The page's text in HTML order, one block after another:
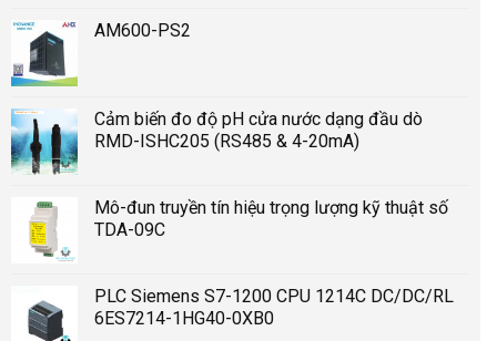
AM600-PS2
Cảm biến đo độ pH cửa nước dạng đầu dò
RMD-ISHC205 (RS485 & 4-20mA)
Mô-đun truyền tín hiệu trọng lượng kỹ thuật số
TDA-09C
PLC Siemens S7-1200 CPU 1214C DC/DC/RL
6ES7214-1HG40-0XB0